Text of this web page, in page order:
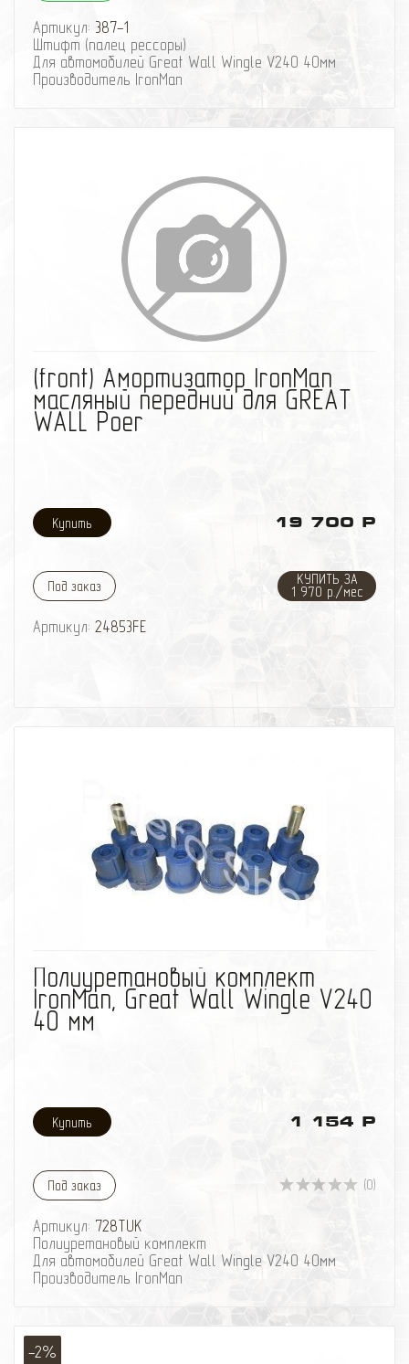
Артикул: 387-1
Штифт (палец рессоры)
Для автомобилей Great Wall Wingle V240 40мм
Производитель IronMan
(front) Амортизатор IronMan
масляный передний для GREAT
WALL Poer
19 700 Р
Под заказ
КУПИТЬ ЗА
1 970 р./мес
Артикул: 24853FE
Полиуретановый комплект
IronMan, Great Wall Wingle V240
40 мм
1 154 Р
Под заказ (0)
Артикул: 728TUK
Полиуретановый комплект
Для автомобилей Great Wall Wingle V240 40мм
Производитель IronMan
-2%